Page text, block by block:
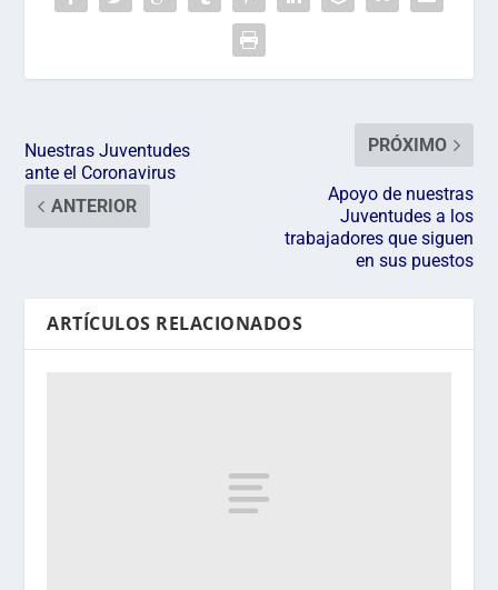
Nuestras Juventudes
ante el Coronavirus
ANTERIOR
PRÓXIMO
Apoyo de nuestras
Juventudes a los
trabajadores que siguen
en sus puestos
ARTÍCULOS RELACIONADOS